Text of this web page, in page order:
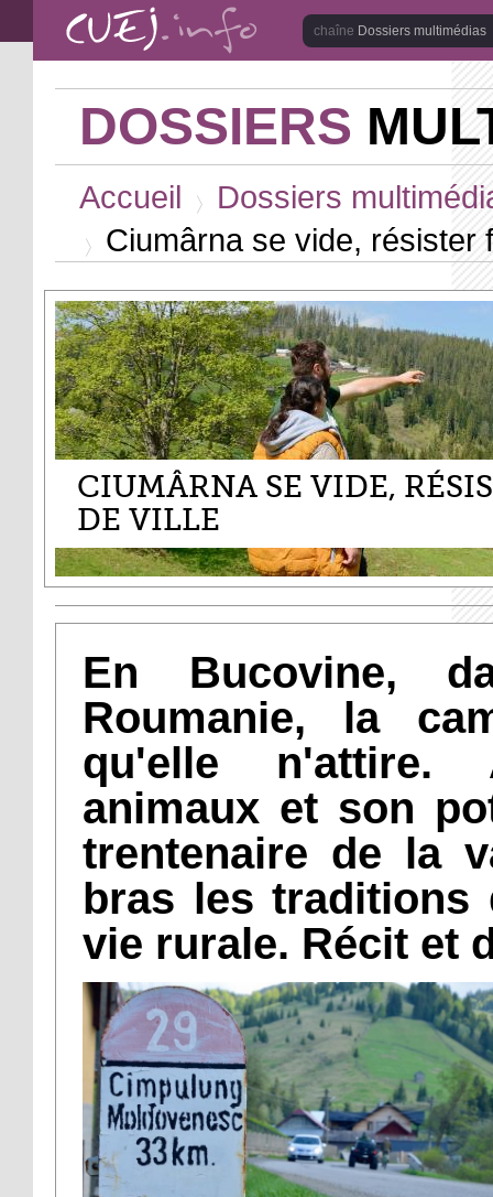
Aller au contenu principal
Dossiers multimédias
DOSSIERS
Accueil Dossiers
>
Ciumârna se vide, résister
CIUMÂRNA SE VIDE,
DE VILLE
En Bucovine,
Roumanie, la
qu'elle n'attire.
animaux et son
trentenaire de la
bras les traditions
vie rurale. Récit et